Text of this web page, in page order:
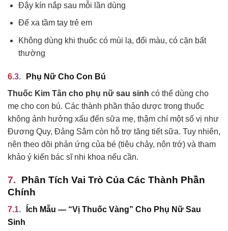
Đậy kín nắp sau mỗi lần dùng
Để xa tầm tay trẻ em
Không dùng khi thuốc có mùi lạ, đổi màu, có cặn bất
thường
Phụ Nữ Cho Con Bú
Thuốc Kim Tân cho phụ nữ sau sinh có thể dùng cho
mẹ cho con bú. Các thành phần thảo dược trong thuốc
không ảnh hưởng xấu đến sữa mẹ, thậm chí một số vị như
Đương Quy, Đảng Sâm còn hỗ trợ tăng tiết sữa. Tuy nhiên,
nên theo dõi phản ứng của bé (tiêu chảy, nôn trớ) và tham
khảo ý kiến bác sĩ nhi khoa nếu cần.
Phân Tích Vai Trò Của Các Thành Phần
Chính
Ích Mẫu — “Vị Thuốc Vàng” Cho Phụ Nữ Sau
Sinh